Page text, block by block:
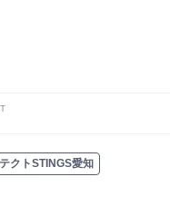
クトSTINGS愛知